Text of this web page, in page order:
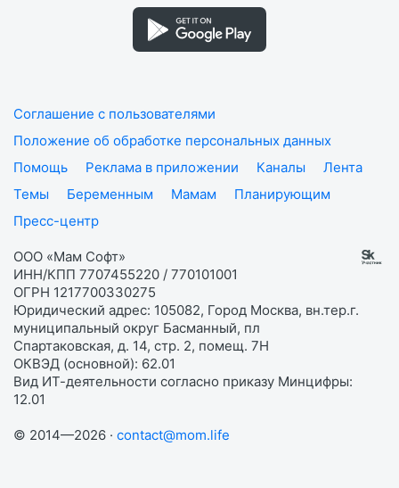
Соглашение с пользователями
Положение об обработке персональных данных
Помощь
Реклама в приложении Каналы
Лента
Темы
Беременным Мамам
Планирующим
Пресс-центр
ООО «Мам Софт»
ИНН/КПП 7707455220 / 770101001
ОГРН 1217700330275
Юридический адрес: 105082, Город Москва, вн.тер.г.
муниципальный округ Басманный, пл
Спартаковская, д. 14, стр. 2, помещ. 7Н
ОКВЭД (основной): 62.01
Вид ИТ-деятельности согласно приказу Минцифры:
12.01
© 2014—2026 · contact@mom.life